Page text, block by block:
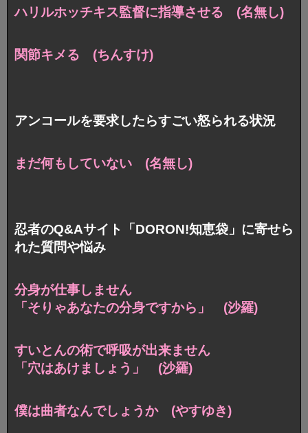
ハリルホッチキス監督に指導させる (名無し)
関節キメる (ちんすけ)
アンコールを要求したらすごい怒られる状況
まだ何もしていない (名無し)
忍者のQ&Aサイト「DORON!知恵袋」に寄せら
れた質問や悩み
分身が仕事しません
「そりゃあなたの分身ですから」 (沙羅)
すいとんの術で呼吸が出来ません
「穴はあけましょう」 (沙羅)
僕は曲者なんでしょうか (やすゆき)